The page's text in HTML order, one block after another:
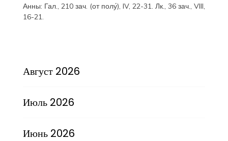
Анны: Гал., 210 зач. (от полу́), IV, 22-31. Лк., 36 зач., VIII,
16-21.
Август 2026
Июль 2026
Июнь 2026